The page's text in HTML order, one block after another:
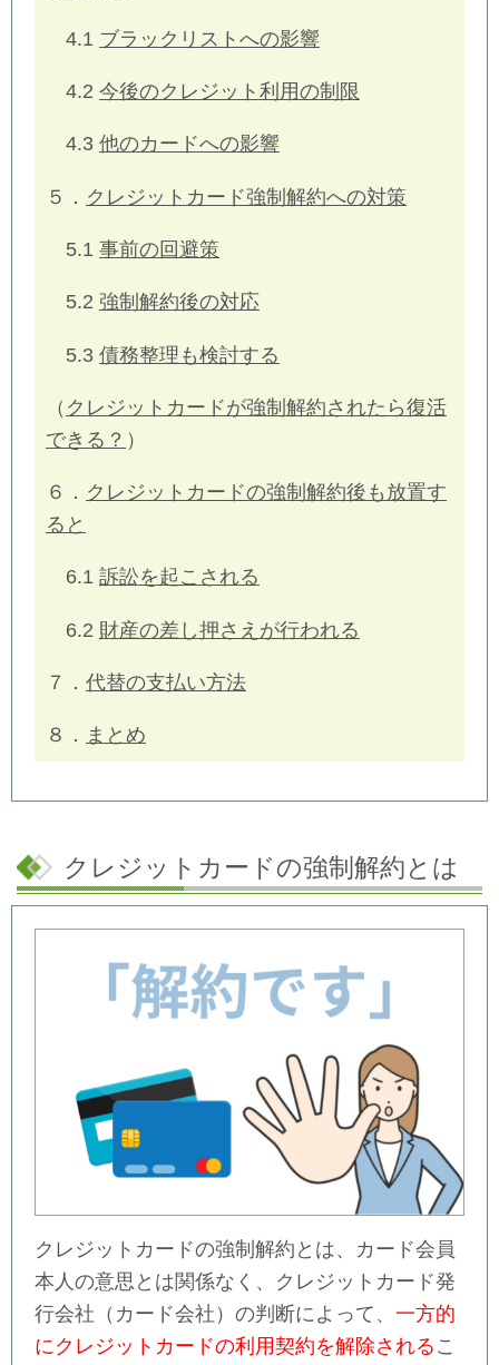
4.1 ブラックリストへの影響
4.2 今後のクレジット利用の制限
4.3 他のカードへの影響
５． クレジットカード強制解約への対策
5.1 事前の回避策
5.2 強制解約後の対応
5.3 債務整理も検討する
（ クレジットカードが強制解約されたら復活
できる？ ）
６． クレジットカードの強制解約後も放置す
ると
6.1 訴訟を起こされる
6.2 財産の差し押さえが行われる
７． 代替の支払い方法
８． まとめ
クレジットカードの強制解約とは
クレジットカードの強制解約とは、カード会員
本人の意思とは関係なく、クレジットカード発
行会社（カード会社）の判断によって、 一方的
にクレジットカードの利用契約を解除されるこ